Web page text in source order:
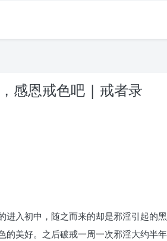
感恩戒色吧 | 戒者录
入初中，随之而来的却是邪淫引起的
美好。之后破戒一周一次邪淫大约半